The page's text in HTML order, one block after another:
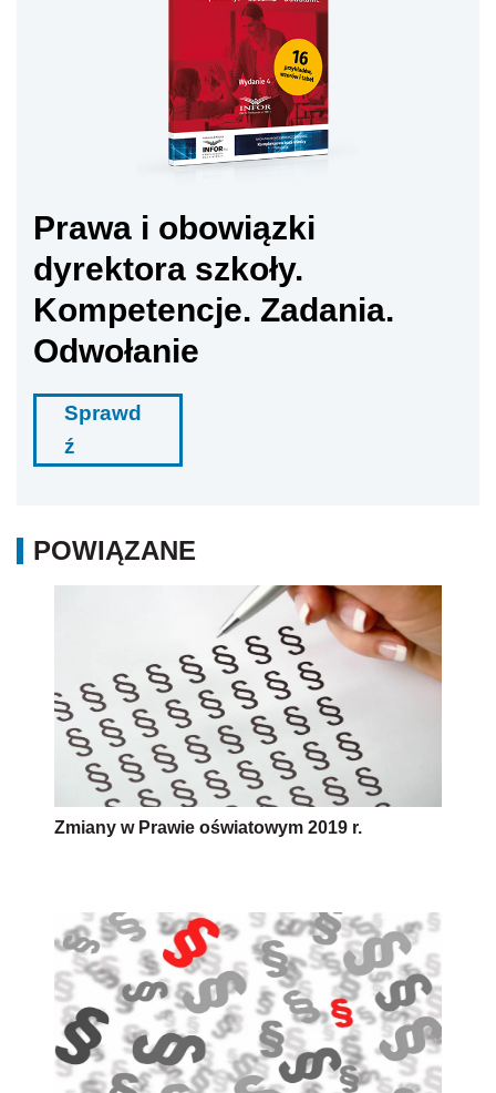
Prawa i obowiązki
dyrektora szkoły.
Kompetencje. Zadania.
Odwołanie
Sprawd
ź
POWIĄZANE
Zmiany w Prawie oświatowym 2019 r.